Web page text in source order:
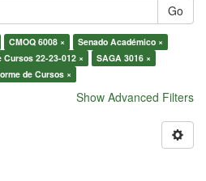
Go
CMOQ 6008 ×
Senado Académico ×
Cursos 22-23-012 ×
SAGA 3016 ×
de Cursos ×
Show Advanced Filters